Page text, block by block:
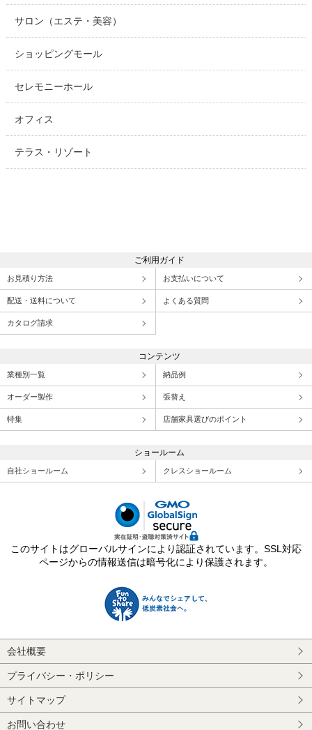
サロン（エステ・美容）
ショッピングモール
セレモニーホール
オフィス
テラス・リゾート
ご利用ガイド
お見積り方法 お支払いについて
配送・送料について よくある質問
カタログ請求
コンテンツ
業種別一覧 納品例
オーダー製作 張替え
特集 店舗家具選びのポイント
ショールーム
自社ショールーム クレスショールーム
このサイトはグローバルサインにより認証されています。SSL対応
ページからの情報送信は暗号化により保護されます。
会社概要
プライバシー・ポリシー
サイトマップ
お問い合わせ